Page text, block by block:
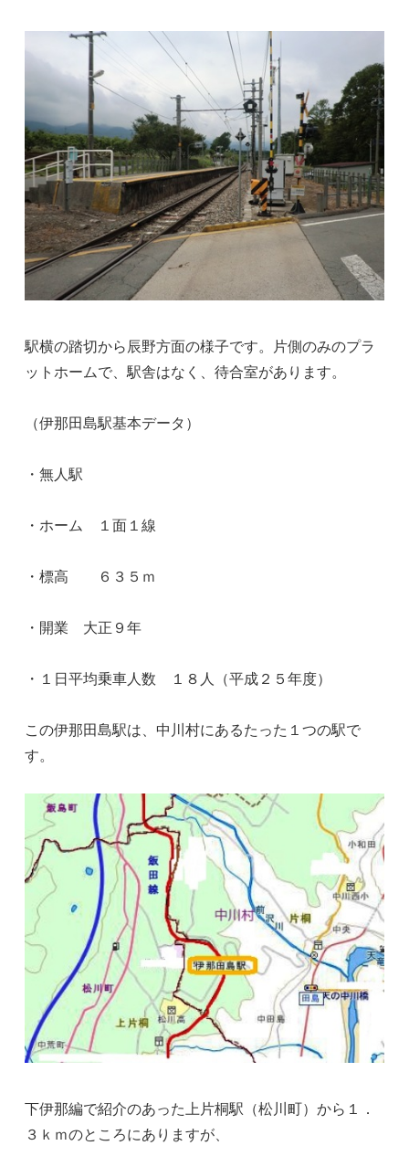
駅横の踏切から辰野方面の様子です。片側のみのプラ
ットホームで、駅舎はなく、待合室があります。
（伊那田島駅基本データ）
・無人駅
・ホーム １面１線
・標高 ６３５ｍ
・開業 大正９年
・１日平均乗車人数 １８人（平成２５年度）
この伊那田島駅は、中川村にあるたった１つの駅で
す。
下伊那編で紹介のあった上片桐駅（松川町）から１．
３ｋｍのところにありますが、